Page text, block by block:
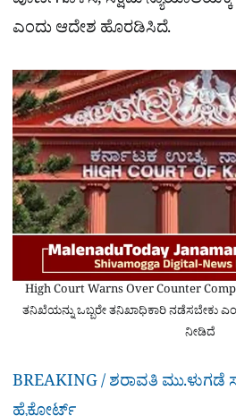
ಎಂದು ಆದೇಶ ಹೊರಡಿಸಿದೆ.
High Court Warns Over Counter
ತನಿಖೆಯನ್ನು ಒಬ್ಬರೇ ತನಿಖಾಧಿಕಾರಿ ನಡೆಸಬೇಕು
ನೀಡಿದೆ
BREAKING / ಶರಾವತಿ ಮು.ಳುಗಡೆ